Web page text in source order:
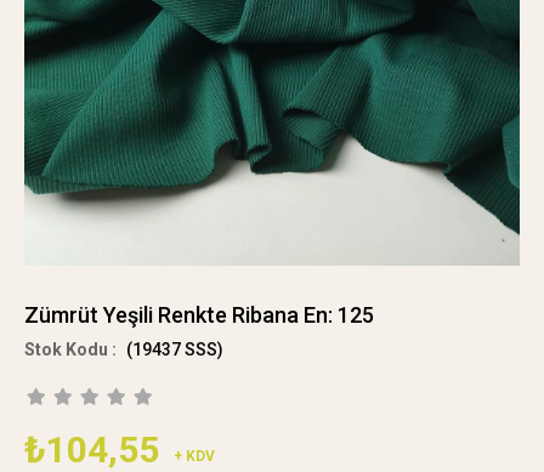
Zümrüt Yeşili Renkte Ribana En: 125
(19437 SSS)
₺104,55 + KDV